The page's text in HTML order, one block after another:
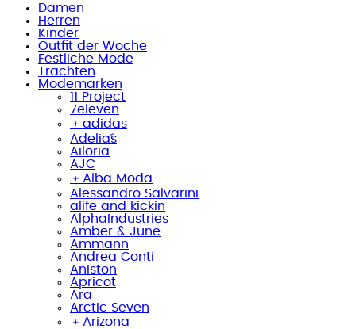
Damen
Herren
Kinder
Outfit der Woche
Festliche Mode
Trachten
Modemarken
11 Project
7eleven
﹢ adidas
Adelia´s
Ailoria
AJC
﹢ Alba Moda
Alessandro Salvarini
alife and kickin
AlphaIndustries
Amber & June
Ammann
Andrea Conti
Aniston
Apricot
Ara
Arctic Seven
﹢ Arizona